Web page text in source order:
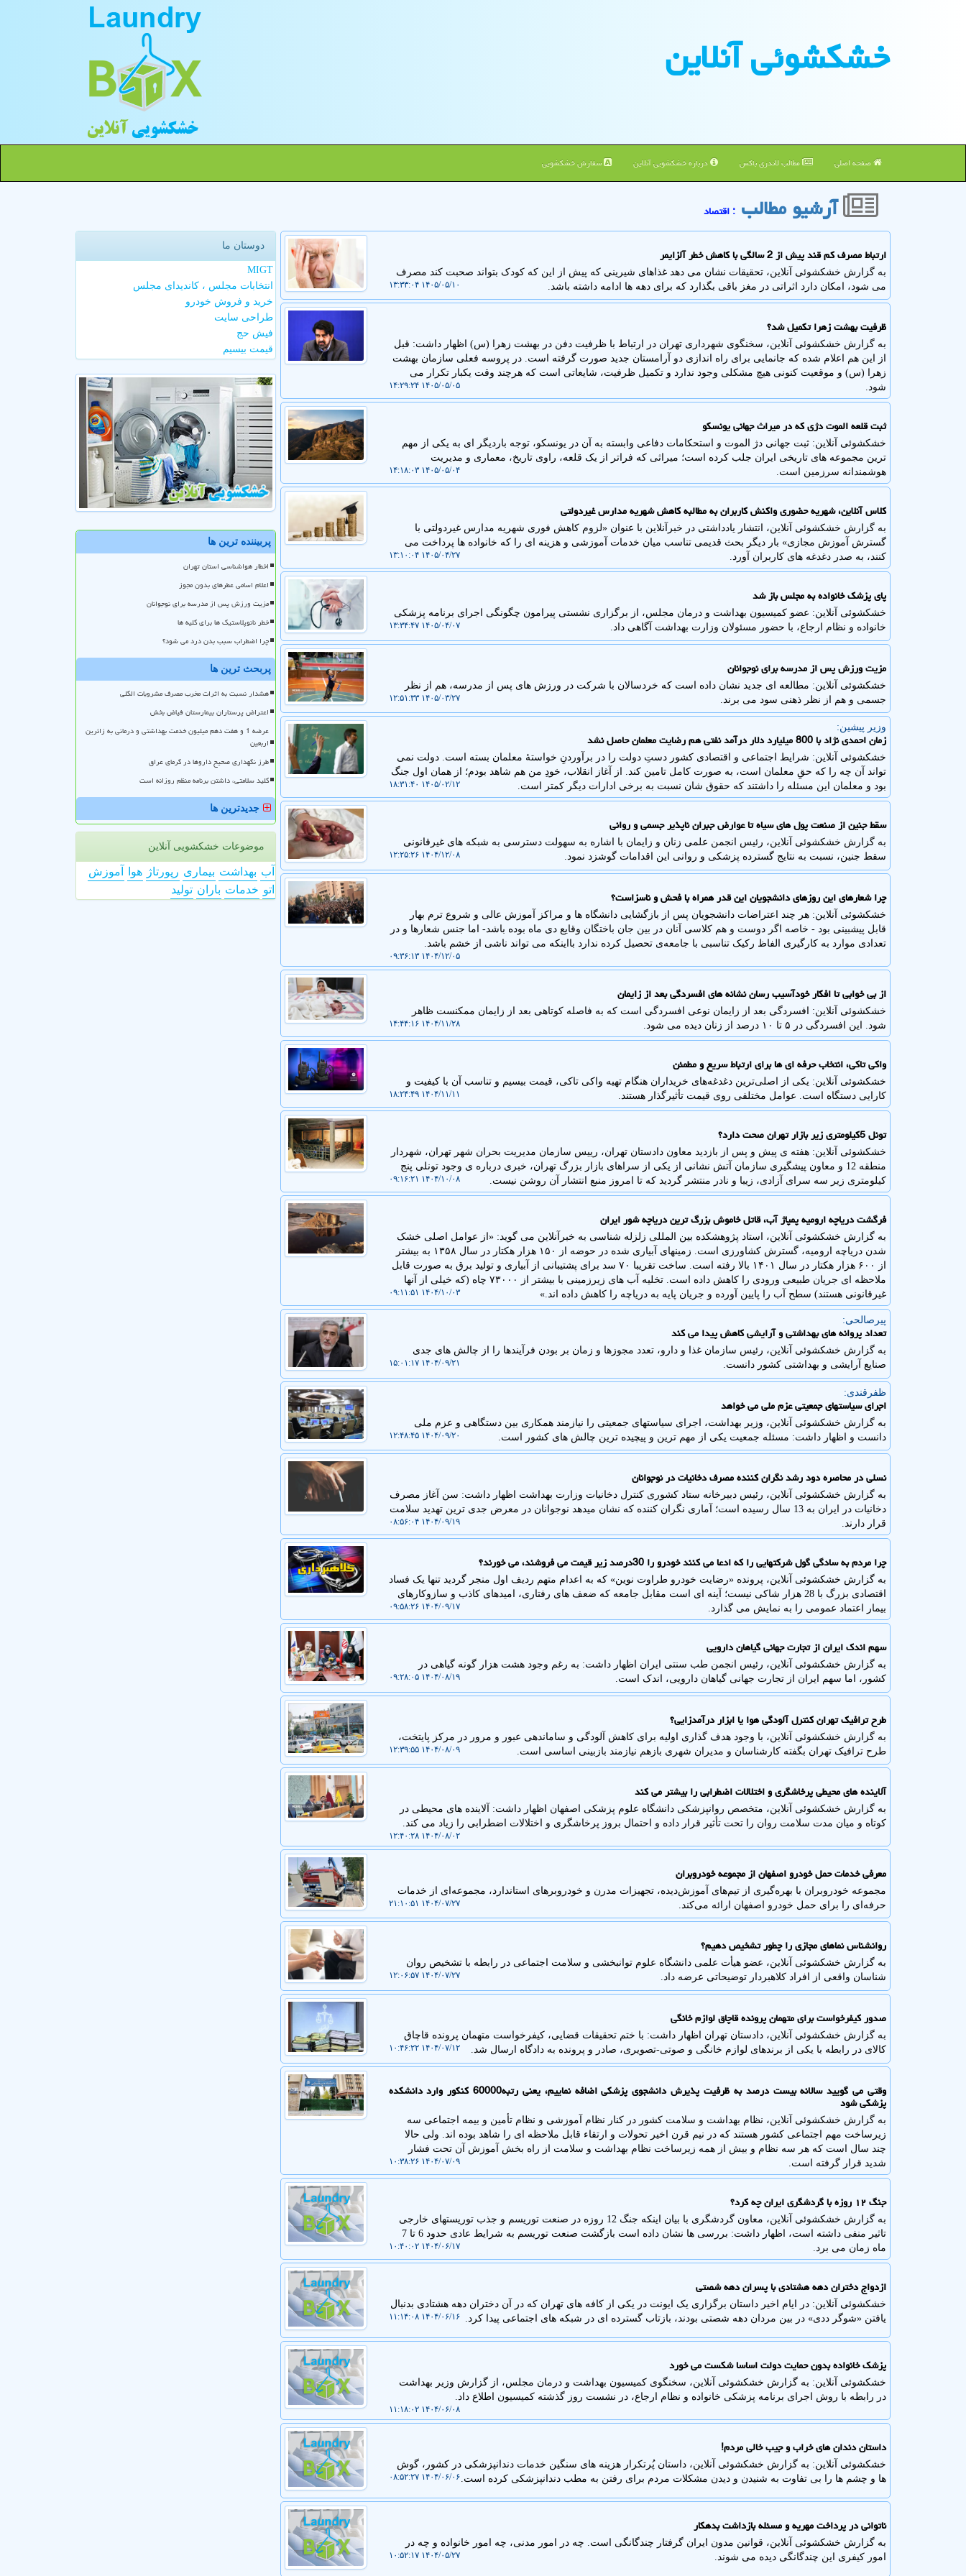
خشكشوئی آنلاین
صفحه اصلی مطالب لاندری باکس درباره خشکشویی آنلاین سفارش خشکشویی
آرشیو مطالب : اقتصاد
ارتباط مصرف کم قند پیش از 2 سالگی با کاهش خطر آلزایمر
به گزارش خشکشوئی آنلاین، تحقیقات نشان می دهد غذاهای شیرینی که پیش از این که کودک بتواند صحبت کند مصرف
می شود، امکان دارد اثراتی در مغز باقی بگذارد که برای دهه ها ادامه داشته باشد.
۱۴۰۵/۰۵/۱۰ ۱۳:۳۳:۰۴
ظرفیت بهشت زهرا تکمیل شد؟
به گزارش خشکشوئی آنلاین، سخنگوی شهرداری تهران در ارتباط با ظرفیت دفن در بهشت زهرا (س) اظهار داشت: قبل
از این هم اعلام شده که جانمایی برای راه اندازی دو آرامستان جدید صورت گرفته است. در پروسه فعلی سازمان بهشت
زهرا (س) و موقعیت کنونی هیچ مشکلی وجود ندارد و تکمیل ظرفیت، شایعاتی است که هرچند وقت یکبار تکرار می
شود.
۱۴۰۵/۰۵/۰۵ ۱۴:۲۹:۲۴
ثبت قلعه الموت دژی که در میراث جهانی یونسکو
خشکشوئی آنلاین: ثبت جهانی دژ الموت و استحکامات دفاعی وابسته به آن در یونسکو، توجه باردیگر ای به یکی از مهم
ترین مجموعه های تاریخی ایران جلب کرده است؛ میراثی که فراتر از یک قلعه، راوی تاریخ، معماری و مدیریت
هوشمندانه سرزمین است.
۱۴۰۵/۰۵/۰۴ ۱۴:۱۸:۰۳
کلاس آنلاین، شهریه حضوری واکنش کاربران به مطالبه کاهش شهریه مدارس غیردولتی
به گزارش خشکشوئی آنلاین، انتشار یادداشتی در خبرآنلاین با عنوان «لزوم کاهش فوری شهریه مدارس غیردولتی با
گسترش آموزش مجازی» بار دیگر بحث قدیمی تناسب میان خدمات آموزشی و هزینه ای را که خانواده ها پرداخت می
کنند، به صدر دغدغه های کاربران آورد.
۱۴۰۵/۰۴/۲۷ ۱۳:۱۰:۰۴
پای پزشک خانواده به مجلس باز شد
خشکشوئی آنلاین: عضو کمیسیون بهداشت و درمان مجلس، از برگزاری نشستی پیرامون چگونگی اجرای برنامه پزشکی
خانواده و نظام ارجاع، با حضور مسئولان وزارت بهداشت آگاهی داد.
۱۴۰۵/۰۴/۰۷ ۱۳:۳۴:۴۷
مزیت ورزش پس از مدرسه برای نوجوانان
خشکشوئی آنلاین: مطالعه ای جدید نشان داده است که خردسالان با شرکت در ورزش های پس از مدرسه، هم از نظر
جسمی و هم از نظر ذهنی سود می برند.
۱۴۰۵/۰۳/۲۷ ۱۲:۵۱:۳۳
وزیر پیشین:
زمان احمدی نژاد با 800 میلیارد دلار درآمد نفتی هم رضایت معلمان حاصل نشد
خشکشوئی آنلاین: شرایط اجتماعی و اقتصادی کشور دستِ دولت را در برآوردنِ خواستهٔ معلمان بسته است. دولت نمی
تواند آن چه را که حقِ معلمان است، به صورت کامل تامین کند. از آغاز انقلاب، خودِ من هم شاهد بودم؛ از همان اول جنگ
بود و معلمان این مسئله را داشتند که حقوق شان نسبت به برخی ادارات دیگر کمتر است.
۱۴۰۵/۰۲/۱۲ ۱۸:۳۱:۴۰
سقط جنین از صنعت پول های سیاه تا عوارض جبران ناپذیر جسمی و روانی
به گزارش خشکشوئی آنلاین، رئیس انجمن علمی زنان و زایمان با اشاره به سهولت دسترسی به شبکه های غیرقانونی
سقط جنین، نسبت به نتایج گسترده پزشکی و روانی این اقدامات گوشزد نمود.
۱۴۰۴/۱۲/۰۸ ۱۲:۲۵:۲۶
چرا شعارهای این روزهای دانشجویان این قدر همراه با فحش و ناسزاست؟
خشکشوئی آنلاین: هر چند اعتراضات دانشجویان پس از بازگشایی دانشگاه ها و مراکز آموزش عالی و شروع ترم بهار
قابل پیشبینی بود - خاصه اگر دوست و هم کلاسی آنان در بین جان باختگان وقایع دی ماه بوده باشد- اما جنس شعارها و در
تعدادی موارد به کارگیری الفاظ رکیک تناسبی با جامعه‌ی تحصیل کرده ندارد بااینکه می تواند ناشی از خشم باشد.
۱۴۰۴/۱۲/۰۵ ۰۹:۳۶:۱۳
از بی خوابی تا افکار خودآسیب رسان نشانه های افسردگی بعد از زایمان
خشکشوئی آنلاین: افسردگی بعد از زایمان نوعی افسردگی است که به فاصله کوتاهی بعد از زایمان ممکنست ظاهر
شود. این افسردگی در ۵ تا ۱۰ درصد از زنان دیده می شود.
۱۴۰۴/۱۱/۲۸ ۱۴:۴۴:۱۶
واکی تاکی، انتخاب حرفه ای ها برای ارتباط سریع و مطمئن
خشکشوئی آنلاین: یکی از اصلی‌ترین دغدغه‌های خریداران هنگام تهیه واکی تاکی، قیمت بیسیم و تناسب آن با کیفیت و
کارایی دستگاه است. عوامل مختلفی روی قیمت تأثیرگذار هستند.
۱۴۰۴/۱۱/۱۱ ۱۸:۲۴:۴۹
تونل 5کیلومتری زیر بازار تهران صحت دارد؟
خشکشوئی آنلاین: هفته ی پیش و پس از بازدید معاون دادستان تهران، رییس سازمان مدیریت بحران شهر تهران، شهردار
منطقه 12 و معاون پیشگیری سازمان آتش نشانی از یکی از سراهای بازار بزرگ تهران، خبری درباره ی وجود تونلی پنج
کیلومتری زیر سه سرای آزادی، زیبا و نادر منتشر گردید که تا امروز منبع انتشار آن روشن نیست.
۱۴۰۴/۱۰/۰۸ ۰۹:۱۶:۲۱
فرگشت دریاچه ارومیه پمپاژ آب، قاتل خاموش بزرگ ترین دریاچه شور ایران
به گزارش خشکشوئی آنلاین، استاد پژوهشکده بین المللی زلزله شناسی به خبرآنلاین می گوید: «از عوامل اصلی خشک
شدن دریاچه ارومیه، گسترش کشاورزی است. زمینهای آبیاری شده در حوضه از ۱۵۰ هزار هکتار در سال ۱۳۵۸ به بیشتر
از ۶۰۰ هزار هکتار در سال ۱۴۰۱ بالا رفته است. ساخت تقریبا ۷۰ سد برای پشتیبانی از آبیاری و تولید برق به صورت قابل
ملاحظه ای جریان طبیعی ورودی را کاهش داده است. تخلیه آب های زیرزمینی با بیشتر از ۷۳۰۰۰ چاه (که خیلی از آنها
غیرقانونی هستند) سطح آب را پایین آورده و جریان پایه به دریاچه را کاهش داده اند.»
۱۴۰۴/۱۰/۰۳ ۰۹:۱۱:۵۱
پیرصالحی:
تعداد پروانه های بهداشتی و آرایشی کاهش پیدا می کند
به گزارش خشکشوئی آنلاین، رئیس سازمان غذا و دارو، تعدد مجوزها و زمان بر بودن فرآیندها را از چالش های جدی
صنایع آرایشی و بهداشتی کشور دانست.
۱۴۰۴/۰۹/۲۱ ۱۵:۰۱:۱۷
ظفرقندی:
اجرای سیاستهای جمعیتی عزم ملی می خواهد
به گزارش خشکشوئی آنلاین، وزیر بهداشت، اجرای سیاستهای جمعیتی را نیازمند همکاری بین دستگاهی و عزم ملی
دانست و اظهار داشت: مسئله جمعیت یکی از مهم ترین و پیچیده ترین چالش های کشور است.
۱۴۰۴/۰۹/۲۰ ۱۲:۴۸:۴۵
نسلی در محاصره دود رشد نگران کننده مصرف دخانیات در نوجوانان
به گزارش خشکشوئی آنلاین، رئیس دبیرخانه ستاد کشوری کنترل دخانیات وزارت بهداشت اظهار داشت: سن آغاز مصرف
دخانیات در ایران به 13 سال رسیده است؛ آماری نگران کننده که نشان میدهد نوجوانان در معرض جدی ترین تهدید سلامت
قرار دارند.
۱۴۰۴/۰۹/۱۹ ۰۸:۵۶:۰۴
چرا مردم به سادگی گول شرکتهایی را که ادعا می کنند خودرو را 30درصد زیر قیمت می فروشند، می خورند؟
به گزارش خشکشوئی آنلاین، پرونده «رضایت خودرو طراوت نوین» که به اعدام متهم ردیف اول منجر گردید تنها یک فساد
اقتصادی بزرگ با 28 هزار شاکی نیست؛ آینه ای است مقابل جامعه که ضعف های رفتاری، امیدهای کاذب و سازوکارهای
بیمار اعتماد عمومی را به نمایش می گذارد.
۱۴۰۴/۰۹/۱۷ ۰۹:۵۸:۲۶
سهم اندک ایران از تجارت جهانی گیاهان دارویی
به گزارش خشکشوئی آنلاین، رئیس انجمن طب سنتی ایران اظهار داشت: به رغم وجود هشت هزار گونه گیاهی در
کشور، اما سهم ایران از تجارت جهانی گیاهان دارویی، اندک است.
۱۴۰۴/۰۸/۱۹ ۰۹:۲۸:۰۵
طرح ترافیک تهران کنترل آلودگی هوا یا ابزار درآمدزایی؟
به گزارش خشکشوئی آنلاین، با وجود هدف گذاری اولیه برای کاهش آلودگی و ساماندهی عبور و مرور در مرکز پایتخت،
طرح ترافیک تهران بگفته کارشناسان و مدیران شهری بازهم نیازمند بازبینی اساسی است.
۱۴۰۴/۰۸/۰۹ ۱۲:۳۹:۵۵
آلاینده های محیطی پرخاشگری و اختلالات اضطرابی را بیشتر می کند
به گزارش خشکشوئی آنلاین، متخصص روانپزشکی دانشگاه علوم پزشکی اصفهان اظهار داشت: آلاینده های محیطی در
کوتاه و میان مدت سلامت روان را تحت تأثیر قرار داده و احتمال بروز پرخاشگری و اختلالات اضطرابی را زیاد می کند.
۱۴۰۴/۰۸/۰۲ ۱۲:۴۰:۲۸
معرفی خدمات حمل خودرو اصفهان از مجموعه خودروبران
مجموعه خودروبران با بهره‌گیری از تیم‌های آموزش‌دیده، تجهیزات مدرن و خودروبرهای استاندارد، مجموعه‌ای از خدمات
حرفه‌ای را برای حمل خودرو اصفهان ارائه می‌کند.
۱۴۰۴/۰۷/۲۷ ۲۱:۱۰:۵۱
روانشناس نماهای مجازی را چطور تشخیص دهیم؟
به گزارش خشکشوئی آنلاین، عضو هیأت علمی دانشگاه علوم توانبخشی و سلامت اجتماعی در رابطه با تشخیص روان
شناسان واقعی از افراد کلاهبردار توضیحاتی عرضه داد.
۱۴۰۴/۰۷/۲۷ ۱۲:۰۶:۵۷
صدور کیفرخواست برای متهمان پرونده قاچاق لوازم خانگی
به گزارش خشکشوئی آنلاین، دادستان تهران اظهار داشت: با ختم تحقیقات قضایی، کیفرخواست متهمان پرونده قاچاق
کالای در رابطه با یکی از برندهای لوازم خانگی و صوتی-تصویری، صادر و پرونده به دادگاه ارسال شد.
۱۴۰۴/۰۷/۱۲ ۱۰:۴۶:۲۲
وقتی می گویید سالانه بیست درصد به ظرفیت پذیرش دانشجوی پزشکی اضافه نماییم، یعنی رتبه60000 کنکور وارد دانشکده
پزشکی شود
به گزارش خشکشوئی آنلاین، نظام بهداشت و سلامت کشور در کنار نظام آموزشی و نظام تأمین و بیمه اجتماعی سه
زیرساخت مهم اجتماعی کشور هستند که در نیم قرن اخیر تحولات و ارتقاء قابل ملاحظه ای را شاهد بوده اند. ولی حالا
چند سال است که هر سه نظام و بیش از همه زیرساخت نظام بهداشت و سلامت از راه بخش آموزش آن تحت فشار
شدید قرار گرفته است.
۱۴۰۴/۰۷/۰۹ ۱۰:۳۸:۲۶
جنگ ۱۲ روزه با گردشگری ایران چه کرد؟
به گزارش خشکشوئی آنلاین، معاون گردشگری با بیان اینکه جنگ 12 روزه در صنعت توریسم و جذب توریستهای خارجی
تاثیر منفی داشته است، اظهار داشت: بررسی ها نشان داده است بازگشت صنعت توریسم به شرایط عادی حدود 6 تا 7
ماه زمان می برد.
۱۴۰۴/۰۶/۱۷ ۱۰:۴۰:۰۲
ازدواج دختران دهه هشتادی با پسران دهه شصتی
خشکشوئی آنلاین: در ایام اخیر داستان برگزاری یک ایونت در یکی از کافه های تهران که در آن دختران دهه هشتادی بدنبال
یافتن «شوگر ددی» در بین مردان دهه شصتی بودند، بازتاب گسترده ای در شبکه های اجتماعی پیدا کرد.
۱۴۰۴/۰۶/۱۶ ۱۱:۱۴:۰۸
پزشک خانواده بدون حمایت دولت اساسا شکست می خورد
خشکشوئی آنلاین: به گزارش خشکشوئی آنلاین، سخنگوی کمیسیون بهداشت و درمان مجلس، از گزارش وزیر بهداشت
در رابطه با روش اجرای برنامه پزشکی خانواده و نظام ارجاع، در نشست روز گذشته کمیسیون اطلاع داد.
۱۴۰۴/۰۶/۰۸ ۱۱:۱۸:۰۲
داستان دندان های خراب و جیب خالی مردم!
خشکشوئی آنلاین: به گزارش خشکشوئی آنلاین، داستان پُرتکرار هزینه های سنگین خدمات دندانپزشکی در کشور، گوش
ها و چشم ها را بی تفاوت به شنیدن و دیدن مشکلات مردم برای رفتن به مطب دندانپزشکی کرده است. ۱۴۰۴/۰۶/۰۶ ۰۸:۵۲:۲۷
ناتوانی در پرداخت مهریه و مسئله بازداشت بدهکار
به گزارش خشکشوئی آنلاین، قوانین مدون ایران گرفتار چندگانگی است. چه در امور مدنی، چه امور خانواده و چه در
امور کیفری این چندگانگی دیده می شوند.
۱۴۰۴/۰۵/۲۷ ۱۰:۵۲:۱۷
دوستان ما
MIGT
انتخابات مجلس ، کاندیدای مجلس
خرید و فروش خودرو
طراحی سایت
فیش حج
قیمت بیسیم
پربیننده ترین ها
اخطار هواشناسی استان تهران
اعلام اسامی عطرهای بدون مجوز
مزیت ورزش پس از مدرسه برای نوجوانان
خطر نانوپلاستیک ها برای کلیه ها
چرا اضطراب سبب بدن درد می شود؟
پربحث ترین ها
هشدار نسبت به اثرات مخرب مصرف مشروبات الکلی
اعتراض پرستاران بیمارستان فیاض بخش
عرضه 1 و هفت دهم میلیون خدمت بهداشتی و درمانی به زائرین
اربعین
طرز نگهداری صحیح داروها در گرمای عراق
کلید سلامتی، داشتن برنامه منظم روزانه است
جدیدترین ها
موضوعات خشکشویی آنلاین
آب بهداشت بیماری رپورتاژ هوا
آموزش
اتو خدمات باران تولید